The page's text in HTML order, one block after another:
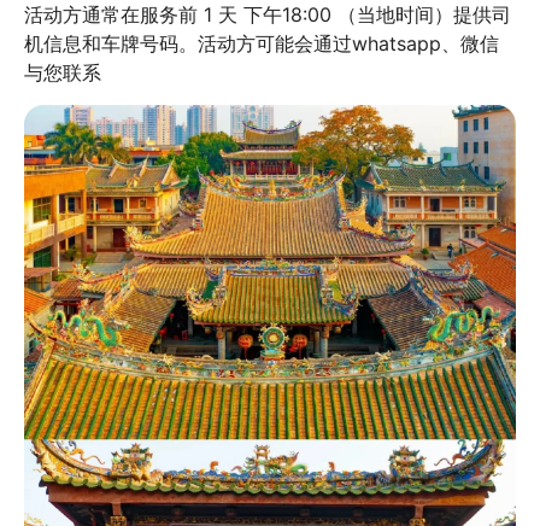
活动方通常在服务前 1 天 下午18:00 （当地时间）提供司
机信息和车牌号码。活动方可能会通过whatsapp、微信
与您联系